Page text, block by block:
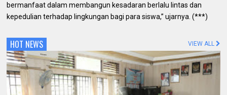
bermanfaat dalam membangun kesadaran berlalu lintas dan
kepedulian terhadap lingkungan bagi para siswa,” ujarnya. (***)
HOT NEWS VIEW ALL